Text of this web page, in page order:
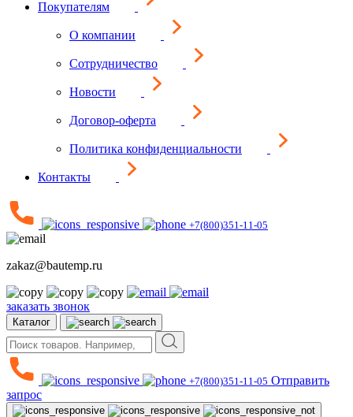
Покупателям
О компании
Сотрудничество
Новости
Договор-оферта
Политика конфиденциальности
Контакты
+7(800)351-11-05
zakaz@bautemp.ru
заказать звонок
Каталог
+7(800)351-11-05 Отправить
запрос